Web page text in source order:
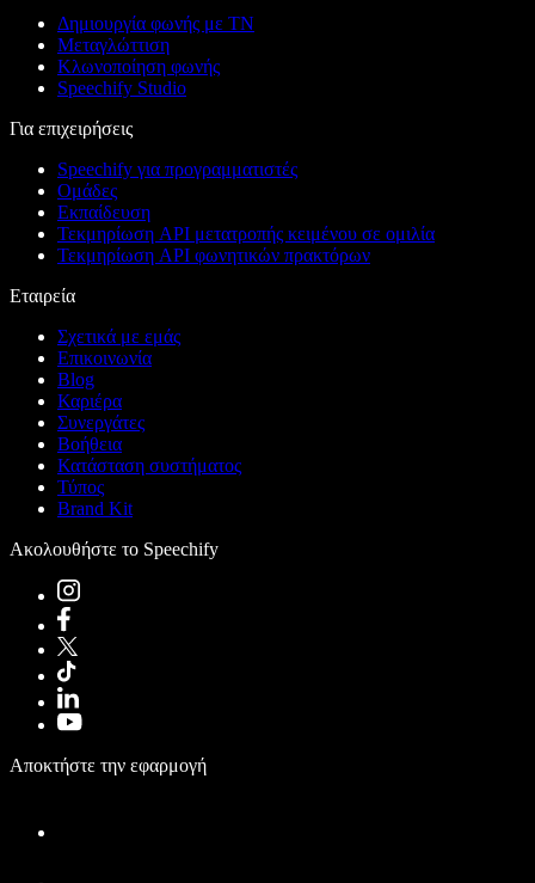
Δημιουργία φωνής με ΤΝ
Μεταγλώττιση
Κλωνοποίηση φωνής
Speechify Studio
Για επιχειρήσεις
Speechify για προγραμματιστές
Ομάδες
Εκπαίδευση
Τεκμηρίωση API μετατροπής κειμένου σε ομιλία
Τεκμηρίωση API φωνητικών πρακτόρων
Εταιρεία
Σχετικά με εμάς
Επικοινωνία
Blog
Καριέρα
Συνεργάτες
Βοήθεια
Κατάσταση συστήματος
Τύπος
Brand Kit
Ακολουθήστε το Speechify
Αποκτήστε την εφαρμογή